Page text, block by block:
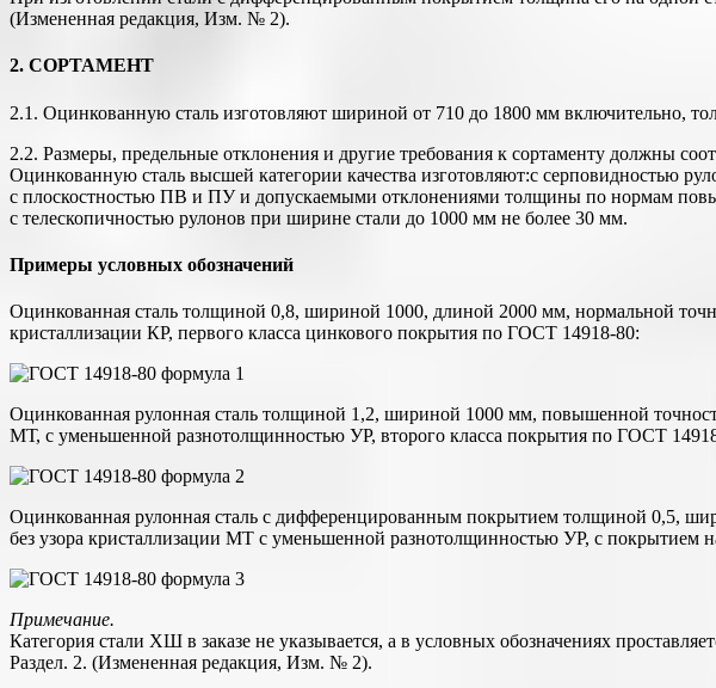
(Измененная редакция, Изм. № 2).
2. СОРТАМЕНТ
2.1. Оцинкованную сталь изготовляют шириной от 710 до 1800 мм включительно,
2.2. Размеры, предельные отклонения и другие требования к сортаменту должны
Оцинкованную сталь высшей категории качества изготовляют:с серповидностью
с плоскостностью ПВ и ПУ и допускаемыми отклонениями толщины по нормам
с телескопичностью рулонов при ширине стали до 1000 мм не более 30 мм.
Примеры условных обозначений
Оцинкованная сталь толщиной 0,8, шириной 1000, длиной 2000 мм, нормальной
кристаллизации КР, первого класса цинкового покрытия по ГОСТ 14918-80:
Оцинкованная рулонная сталь толщиной 1,2, шириной 1000 мм, повышенной
МТ, с уменьшенной разнотолщинностью УР, второго класса покрытия по ГОСТ
Оцинкованная рулонная сталь с дифференцированным покрытием толщиной 0,5,
без узора кристаллизации МТ с уменьшенной разнотолщинностью УР, с покрытием
Примечание.
Категория стали ХШ в заказе не указывается, а в условных обозначениях
Раздел. 2. (Измененная редакция, Изм. № 2).